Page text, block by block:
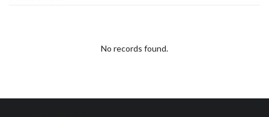
No records found.